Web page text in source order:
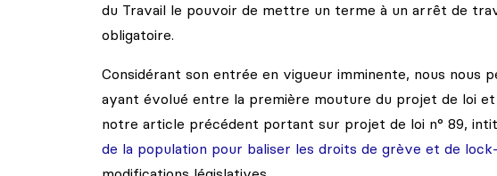
du Travail le pouvoir de mettre un terme à un arrêt de
obligatoire.
Considérant son entrée en vigueur imminente, nous nous
ayant évolué entre la première mouture du projet de loi
notre article précédent portant sur projet de loi n° 89,
de la population pour baliser les droits de grève et de